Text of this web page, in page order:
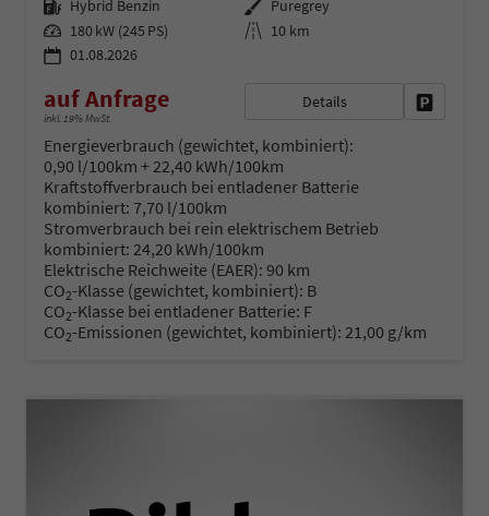
Kraftstoff Hybrid Benzin Außenfarbe Puregrey
Leistung 180 kW (245 PS) Kilometerstand 10 km
01.08.2026
auf Anfrage
inkl. 19% MwSt.
Details
Energieverbrauch (gewichtet, kombiniert):
0,90 l/100km + 22,40 kWh/100km
Kraftstoffverbrauch bei entladener Batterie
kombiniert: 7,70 l/100km
Stromverbrauch bei rein elektrischem Betrieb
kombiniert: 24,20 kWh/100km
Elektrische Reichweite (EAER): 90 km
CO2-Klasse (gewichtet, kombiniert): B
CO2-Klasse bei entladener Batterie: F
CO2-Emissionen (gewichtet, kombiniert): 21,00 g/km